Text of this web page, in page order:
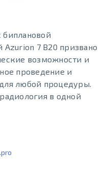
7 B20 призвано
возможности и
проведение и
любой процедуры.
в одной